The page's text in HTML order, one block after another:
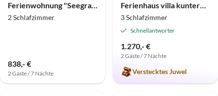
Ferienwohnung "Seegras"
2 Schlafzimmer
838,- €
2 Gäste / 7 Nächte
Ferienhaus villa kunterBUNT
3 Schlafzimmer
Schnellantworter
1.270,- €
2 Gäste / 7 Nächte
Verstecktes Juwel
5.0 (3) 5.0 (1)